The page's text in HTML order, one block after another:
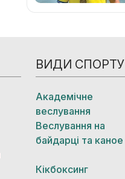
ВИДИ СПОРТУ
Академічне
веслування
Веслування на
байдарці та каное
Кікбоксинг